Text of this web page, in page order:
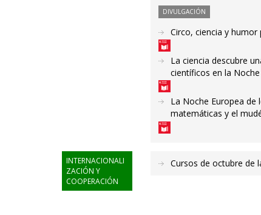
DIVULGACIÓN
Circo, ciencia y humor
La ciencia descubre
científicos en la
La Noche Europea de
matemáticas y el
INTERNACIONALI
ZACIÓN Y
COOPERACIÓN
Cursos de octubre de